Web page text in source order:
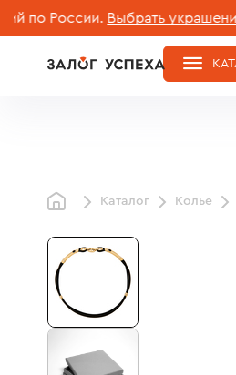
России. Выбрать украшение
Каталог Колье